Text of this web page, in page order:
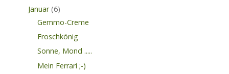
Januar (6)
Gemmo-Creme
Froschkönig
Sonne, Mond .....
Mein Ferrari ;-)